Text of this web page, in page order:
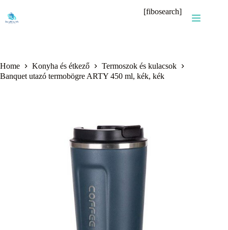
content
[fibosearch]
Home Konyha és étkező
Termoszok és kulacsok
Banquet utazó termobögre ARTY 450 ml, kék, kék